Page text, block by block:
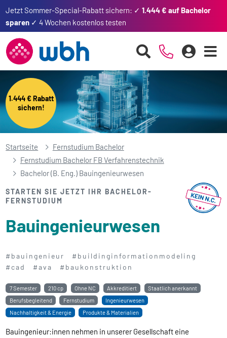
Jetzt Sommer-Special-Rabatt sichern: ✓1.444 € auf Bachelor
sparen ✓ 4 Wochen kostenlos testen
1.444 € Rabatt
sichern!
Startseite
Fernstudium Bachelor
Fernstudium Bachelor FB Verfahrenstechnik
Bachelor (B. Eng.) Bauingenieurwesen
STARTEN SIE JETZT IHR BACHELOR-
FERNSTUDIUM
Bauingenieurwesen
#bauingenieur
#buildinginformationmodeling
#cad
#ava #baukonstruktion
7 Semester 210 cp Ohne NC Akkreditiert
Staatlich anerkannt
Berufsbegleitend
Fernstudium
Ingenieurwesen
Nachhaltigkeit & Energie
Produkte & Materialien
Bauingenieur:innen nehmen in unserer Gesellschaft eine